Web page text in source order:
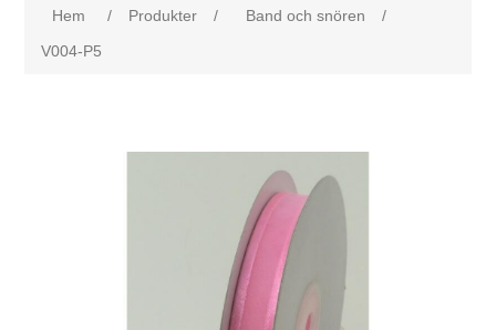
Hem / Produkter / Band och snören
/
V004-P5